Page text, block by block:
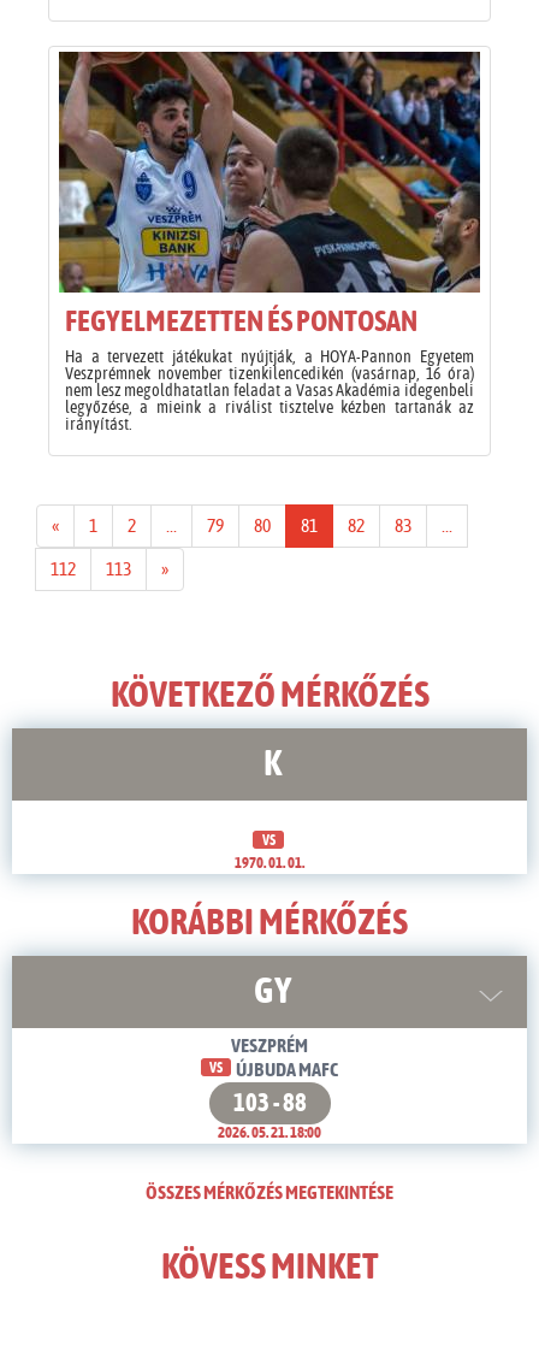
FEGYELMEZETTEN ÉS PONTOSAN
Ha a tervezett játékukat nyújtják, a HOYA-Pannon Egyetem
Veszprémnek november tizenkilencedikén (vasárnap, 16 óra)
nem lesz megoldhatatlan feladat a Vasas Akadémia idegenbeli
legyőzése, a mieink a riválist tisztelve kézben tartanák az
irányítást.
« 1 2 79 80 81 82 83
112 113 »
KÖVETKEZŐ MÉRKŐZÉS
K
VS
1970. 01. 01.
KORÁBBI MÉRKŐZÉS
GY
VESZPRÉM
VS ÚJBUDA MAFC
103 - 88
2026. 05. 21. 18:00
ÖSSZES MÉRKŐZÉS MEGTEKINTÉSE
KÖVESS MINKET